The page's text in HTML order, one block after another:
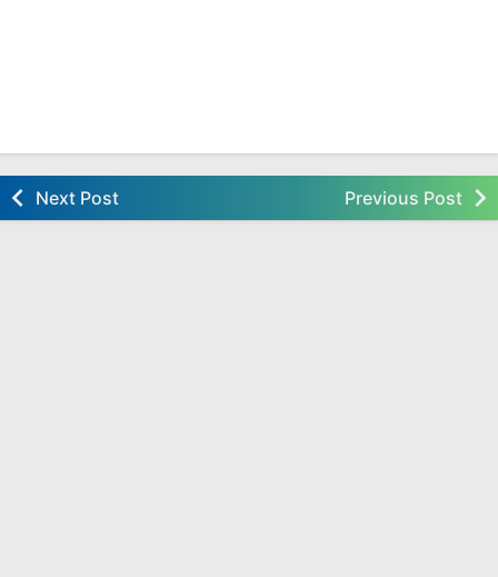
Next Post Previous Post